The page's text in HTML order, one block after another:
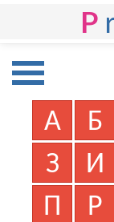
P
А Б
З
И
П
Р